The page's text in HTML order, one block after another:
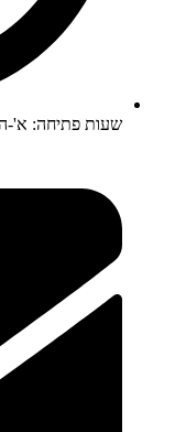
שעות פתיחה: א'-ה' 8:00-